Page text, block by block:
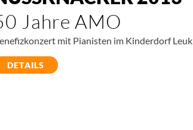
Jahre AMO
mit Pianisten im Kinderdorf Leuk
DETAILS